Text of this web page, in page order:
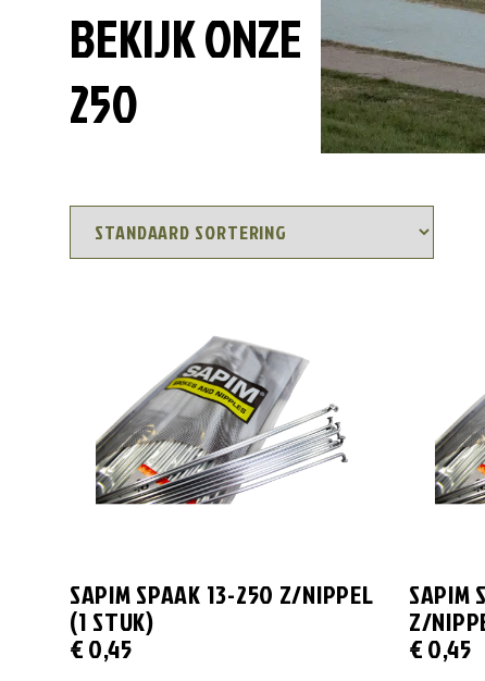
BEKIJK ONZE
250
SAPIM SPAAK 13-250 Z/NIPPEL
(1 STUK)
€0,45
SAPIM
Z/
€0,45